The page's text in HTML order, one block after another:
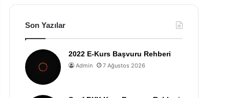
Son Yazılar
2022 E-Kurs Başvuru Rehberi
Admin 7 Ağustos 2026